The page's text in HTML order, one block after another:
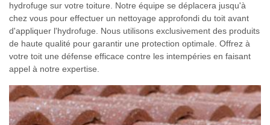
hydrofuge sur votre toiture. Notre équipe se déplacera jusqu'à
chez vous pour effectuer un nettoyage approfondi du toit avant
d'appliquer l'hydrofuge. Nous utilisons exclusivement des produits
de haute qualité pour garantir une protection optimale. Offrez à
votre toit une défense efficace contre les intempéries en faisant
appel à notre expertise.